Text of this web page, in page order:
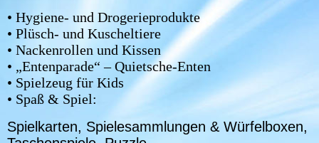
• Hygiene- und Drogerieprodukte
• Plüsch- und Kuscheltiere
• Nackenrollen und Kissen
• „Entenparade“ – Quietsche-Enten
• Spielzeug für Kids
• Spaß & Spiel:
Spielkarten, Spielesammlungen & Würfelboxen,